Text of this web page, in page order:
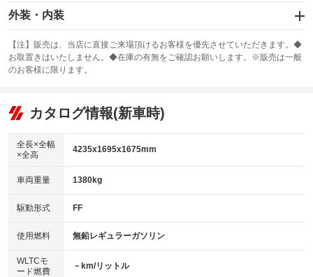
エアバッグ：運転席/助手席
：装備あり
：装備あり
サンルーフ
：装備なし ABS
リフトアップ
：装備なし
：装備なし
パワーウィンドウ
アイドリングストップ
：装備なし
USB入力端子
：装備なし
100V電源
：装備あり
センターデフロック
：装備なし
外装・内装
カーナビ：SDナビ
：装備あり
TV：フルセグ
：装備あり
ビジュアル：-／DVD再生
：装備あり
：装備なし
革シート
キーレス
HID(キセノンライト)
：装備なし
バックカメラ
：装備あり
エアロ
：装備なし
【注】販売は、当店に直接ご来場頂けるお客様を優先させていただきます。◆
お取置きはいたしません。◆在庫の有無をご確認お願いします。※販売は一般
のお客様に限ります。
カタログ情報(新車時)
全長×全幅
×全高
4235x1695x1675mm
車両重量 1380kg
駆動形式 FF
使用燃料 無鉛レギュラーガソリン
WLTCモ
ード燃費
－km/リットル